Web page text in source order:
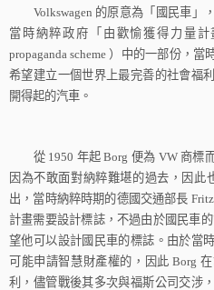
Volkswagen 的原意為「國民車」
當時納粹政府「由歡愉獲得力量計
propaganda scheme ）中的一部份，當
希望建立一個世界上最完善的社會福
開得起的汽車。
從1950 年起 Borg 便為 VW 商標
因為不敢面對納粹難堪的過去，因此
出，當時納粹時期的德國交通部長
計畫需要設計標誌，不過由於國民車
望他可以設計國民車的標誌。由於當
可能申請智慧財產權的，因此 Borg
利，儘管戰後其多次與福斯公司交涉